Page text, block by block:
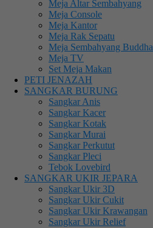
Meja Altar Sembahyang
Meja Console
Meja Kantor
Meja Rak Sepatu
Meja Sembahyang Buddha
Meja TV
Set Meja Makan
PETI JENAZAH
SANGKAR BURUNG
Sangkar Anis
Sangkar Kacer
Sangkar Kotak
Sangkar Murai
Sangkar Perkutut
Sangkar Pleci
Tebok Lovebird
SANGKAR UKIR JEPARA
Sangkar Ukir 3D
Sangkar Ukir Cukit
Sangkar Ukir Krawangan
Sangkar Ukir Relief